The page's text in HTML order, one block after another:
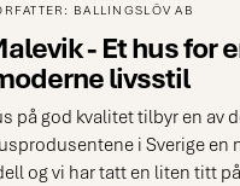
BALLINGSLÖV AB
- Et hus for
livsstil
på god kvalitet tilbyr en av
i Sverige en
og vi har tatt en liten titt på